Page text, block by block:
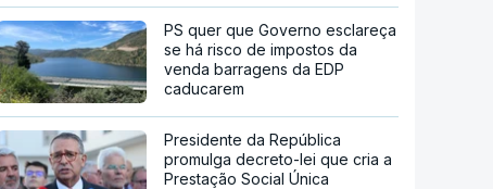
PS quer que Governo esclareça
se há risco de impostos da
venda barragens da EDP
caducarem
Presidente da República
promulga decreto-lei que cria a
Prestação Social Única